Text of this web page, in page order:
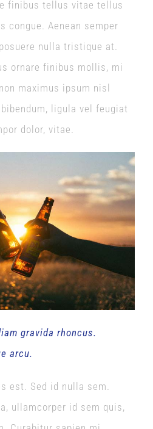
finibus tellus vitae tellus
congue. Aenean semper
nulla tristique at.
ornare finibus mollis, mi
maximus ipsum nisl
ligula vel feugiat
dolor, vitae.
gravida rhoncus.
arcu.
est. Sed id nulla sem.
ullamcorper id sem quis,